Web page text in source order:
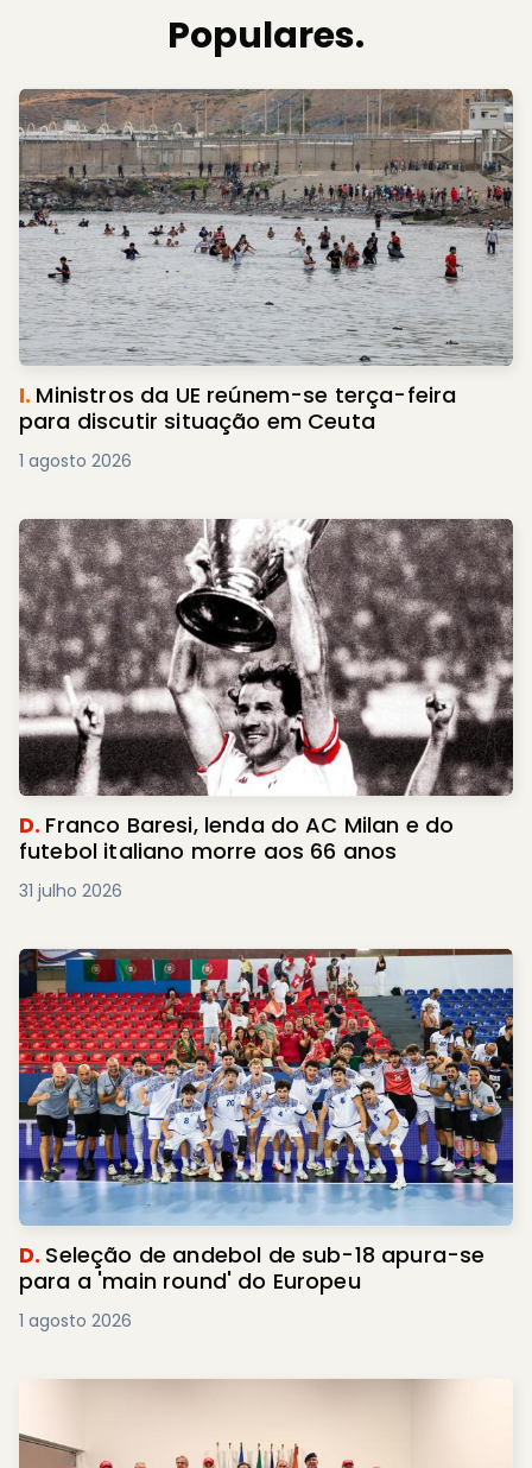
Populares.
I. Ministros da UE reúnem-se terça-feira
para discutir situação em Ceuta
1 agosto 2026
D. Franco Baresi, lenda do AC Milan e do
futebol italiano morre aos 66 anos
31 julho 2026
D. Seleção de andebol de sub-18 apura-se
para a 'main round' do Europeu
1 agosto 2026